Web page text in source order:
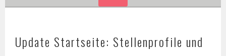
Update Startseite: Stellenprofile und